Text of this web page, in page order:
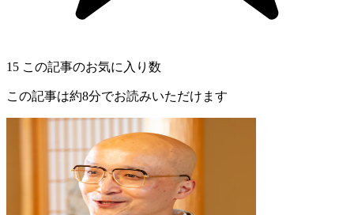
15 この記事のお気に入り数
この記事は約8分でお読みいただけます